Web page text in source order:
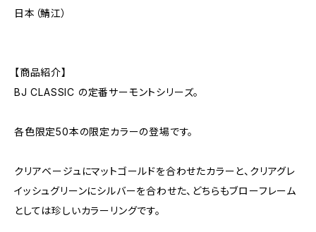
日本（鯖江）
【商品紹介】
BJ CLASSIC の定番サーモントシリーズ。
各色限定50本の限定カラーの登場です。
クリアベージュにマットゴールドを合わせたカラーと、クリアグレ
イッシュグリーンにシルバーを合わせた、どちらもブローフレーム
としては珍しいカラーリングです。